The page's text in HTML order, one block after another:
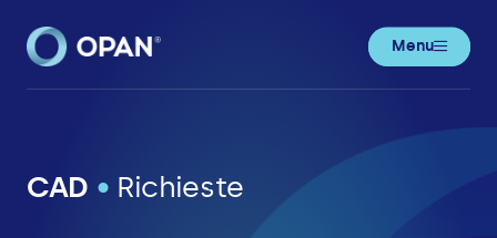
Menu
OPAN® • Registrazione online
CAD • Richieste